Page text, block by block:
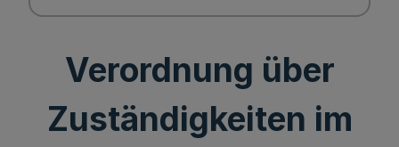
Verordnung über
Zuständigkeiten im